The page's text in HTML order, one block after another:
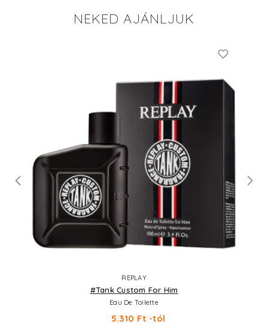
NEKED AJÁNLJUK
REPLAY
#Tank Custom For Him
Eau De Toilette
5.310 Ft -tól